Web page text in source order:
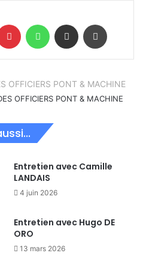
Pinterest WhatsAppPartager par email
OFFICIERS PONT & MACHINE
Entretien avec Camille
LANDAIS
4 juin 2026
Entretien avec Hugo DE
ORO
13 mars 2026